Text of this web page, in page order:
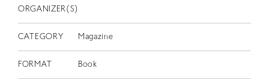
ORGANIZER(S)
CATEGORY Magazine
FORMAT Book